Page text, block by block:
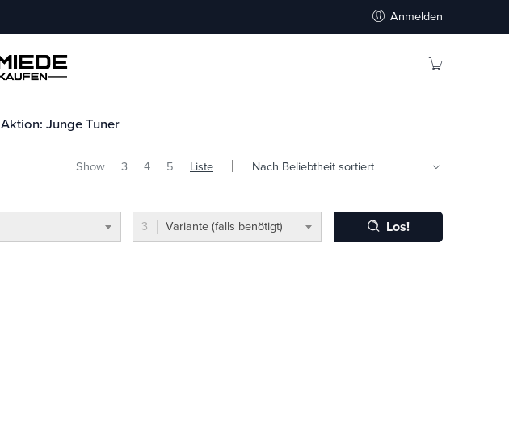
Anmelden
Aktion: Junge Tuner
Show 3 4 5 Liste
Variante (falls benötigt) Los!